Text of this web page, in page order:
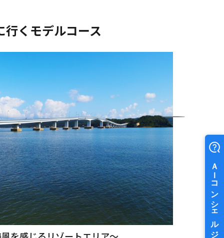
すめスポットも紹介！ 映画「君は放課後イン
行くモデルコース